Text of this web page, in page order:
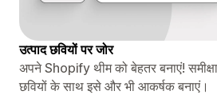
उत्पाद छवियों पर जोर
अपने Shopify थीम को बेहतर बनाएं!
छवियों के साथ इसे और भी आकर्षक बनाएं।